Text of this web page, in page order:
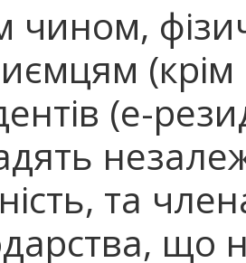
чином,
(е-
та
що